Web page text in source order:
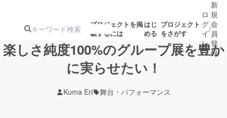
プロジェクトを掲
載するには
はじ
める
プロジェクト
をさがす
ターン
注目の新着プロ
ジェクト
ロジェクト
ロ
グ
イ
ン
/
新
規
会
員
登
録
楽しさ純度100%のグループ展を豊か
に実らせたい！
Kuma Eri 舞台・パフォーマンス